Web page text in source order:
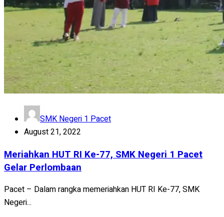
SMK Negeri 1 Pacet
August 21, 2022
Meriahkan HUT RI Ke-77, SMK Negeri 1 Pacet
Gelar Perlombaan
Pacet – Dalam rangka memeriahkan HUT RI Ke-77, SMK
Negeri...